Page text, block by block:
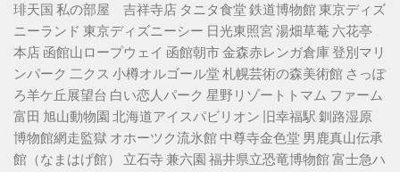
琲天国 私の部屋 吉祥寺店 タニタ食堂 鉄道博物館東京ディズ
ニーランド 東京ディズニーシー 日光東照宮 湯畑草菴 六花亭
本店 函館山ロープウェイ 函館朝市金森赤レンガ倉庫登別マリ
ンパーク 二クス 小樽オルゴール堂 札幌芸術の森美術館 さっぽ
ろ羊ケ丘展望台 白い恋人パーク 星野リゾートトマム ファーム
富田 旭山動物園 北海道アイスパビリオン 旧幸福駅 釧路湿原
博物館網走監獄 オホーツク流氷館 中尊寺金色堂 男鹿真山伝承
館（なまはげ館）
立石寺兼六園 福井県立恐竜博物館富士急ハ